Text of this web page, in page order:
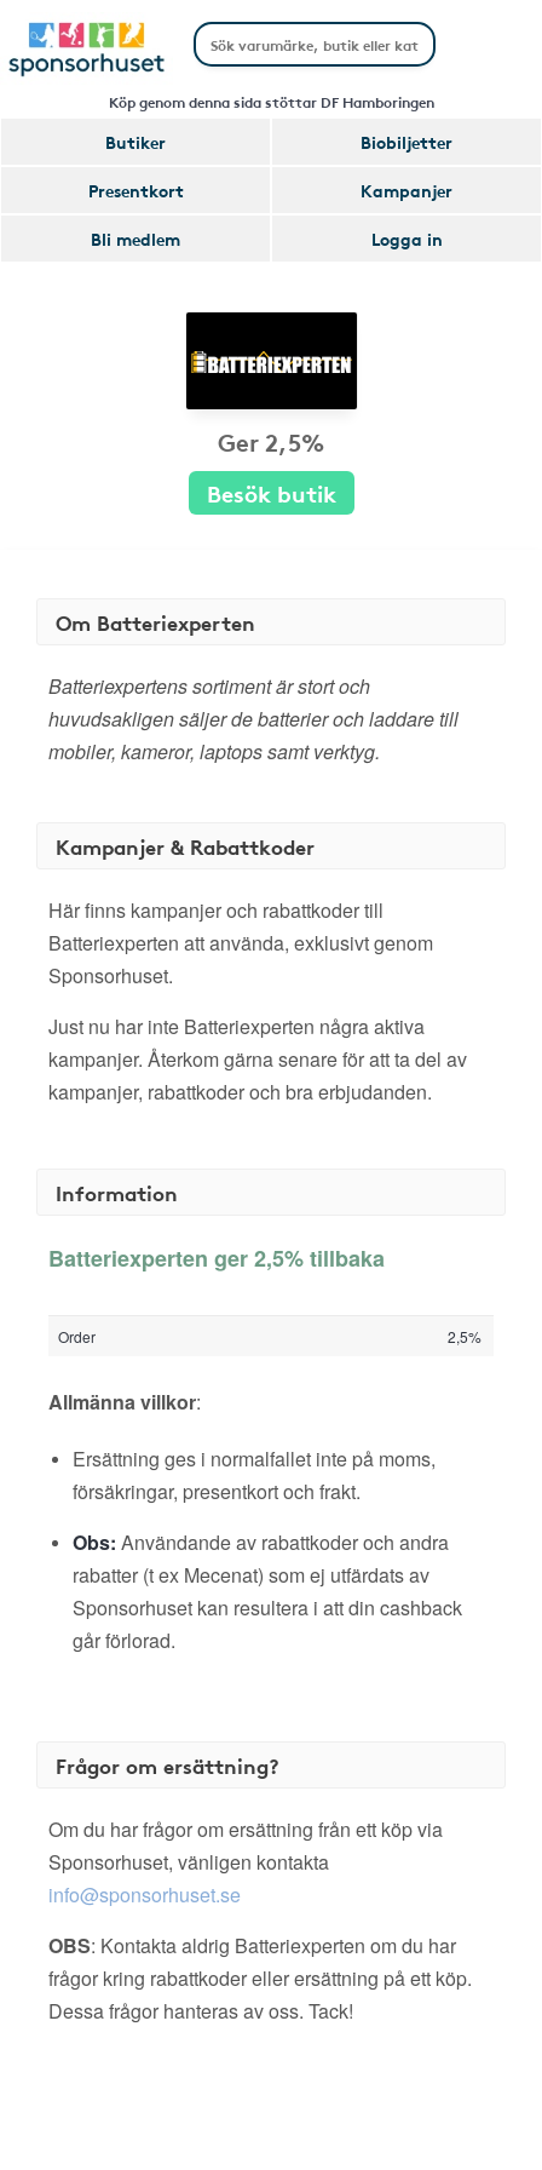
Köp genom denna sida stöttar DF Hamboringen
Butiker
Biobiljetter
Presentkort
Kampanjer
Bli medlem
Logga in
Ger 2,5%
Besök butik
Om Batteriexperten
Batteriexpertens sortiment är stort och
huvudsakligen säljer de batterier och laddare till
mobiler, kameror, laptops samt verktyg.
Kampanjer & Rabattkoder
Här finns kampanjer och rabattkoder till
Batteriexperten att använda, exklusivt genom
Sponsorhuset.
Just nu har inte Batteriexperten några aktiva
kampanjer. Återkom gärna senare för att ta del av
kampanjer, rabattkoder och bra erbjudanden.
Information
Batteriexperten ger 2,5% tillbaka
Order 2,5%
Allmänna villkor:
Ersättning ges i normalfallet inte på moms,
försäkringar, presentkort och frakt.
Obs: Användande av rabattkoder och andra
rabatter (t ex Mecenat) som ej utfärdats av
Sponsorhuset kan resultera i att din cashback
går förlorad.
Frågor om ersättning?
Om du har frågor om ersättning från ett köp via
Sponsorhuset, vänligen kontakta
info@sponsorhuset.se
OBS: Kontakta aldrig Batteriexperten om du har
frågor kring rabattkoder eller ersättning på ett köp.
Dessa frågor hanteras av oss. Tack!